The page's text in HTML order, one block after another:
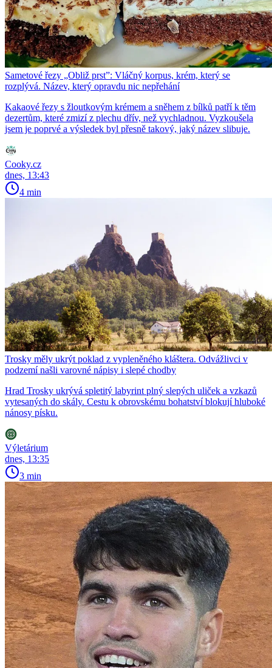
Sametové řezy „Obliž prst”: Vláčný korpus, krém, který se
rozplývá. Název, který opravdu nic nepřehání
Kakaové řezy s žloutkovým krémem a sněhem z bílků patří k těm
dezertům, které zmizí z plechu dřív, než vychladnou. Vyzkoušela
jsem je poprvé a výsledek byl přesně takový, jaký název slibuje.
Cooky.cz
dnes, 13:43
4 min
Trosky měly ukrýt poklad z vypleněného kláštera. Odvážlivci v
podzemí našli varovné nápisy i slepé chodby
Hrad Trosky ukrývá spletitý labyrint plný slepých uliček a vzkazů
vytesaných do skály. Cestu k obrovskému bohatství blokují hluboké
nánosy písku.
Výletárium
dnes, 13:35
3 min